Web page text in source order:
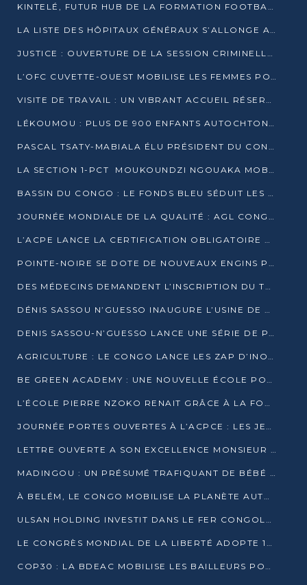
KINTELÉ, FUTUR HUB DE LA FORMATION FOOTBALLISTIQUE AFRICAINE ?
LA LISTE DES HÔPITAUX GÉNÉRAUX S’ALLONGE AU CONGO
JUSTICE : OUVERTURE DE LA SESSION CRIMINELLE À BRAZZAVILLE AVEC 52 DOSSIERS AU RÔLE
L’OFC CUVETTE-OUEST MOBILISE LES FEMMES POUR ACCUEILLIR LE PRÉSIDENT DE LA RÉPUBLIQUE
VISITE DE TRAVAIL : UN VIBRANT ACCUEIL RÉSERVÉ À DENIS SASSOU-N’GUESSO PAR L’ASSOCIATION « LES AMIS DE WOMO »
LÉKOUMOU : PLUS DE 900 ENFANTS AUTOCHTONES REÇOIVENT DES KITS SCOLAIRES GRÂCE À L’ESPACE OPOKO
PASCAL TSATY-MABIALA ÉLU PRÉSIDENT DU CONSEIL NATIONAL DE L’UPADS
LA SECTION 1-PCT MOUKOUNDZI NGOUAKA MOBILISE 100 000 FCFA POUR LE 6ᵉ CONGRÈS DU PARTI
BASSIN DU CONGO : LE FONDS BLEU SÉDUIT LES BAILLEURS À BELÉM
JOURNÉE MONDIALE DE LA QUALITÉ : AGL CONGO FORME ET SENSIBILISE LES JEUNES TALENTS
L’ACPE LANCE LA CERTIFICATION OBLIGATOIRE DES CONTRATS DE TRAVAIL DES TRANSPORTEURS
POINTE-NOIRE SE DOTE DE NOUVEAUX ENGINS POUR L’ASSAINISSEMENT ET L’ENTRETIEN ROUTIER
DES MÉDECINS DEMANDENT L’INSCRIPTION DU TRAITEMENT DU PIED-BOT DANS LES CURSUS UNIVERSITAIRES
DÉNIS SASSOU N’GUESSO INAUGURE L’USINE DE VALORISATION DU GAZ ASSOCIÉ
DENIS SASSOU-N’GUESSO LANCE UNE SÉRIE DE PROJETS DANS LE KOUILOU
AGRICULTURE : LE CONGO LANCE LES ZAP D’INONI ET YONO
BE GREEN ACADEMY : UNE NOUVELLE ÉCOLE POUR LES MÉTIERS DE L’ÉCOLOGIE À POINTE-NOIRE
L’ÉCOLE PIERRE NZOKO RENAIT GRÂCE À LA FONDATION MUCODEC
JOURNÉE PORTES OUVERTES À L’ACPCE : LES JEUNES EN IMMERSION DANS L’ENTREPRISE
LETTRE OUVERTE A SON EXCELLENCE MONSIEUR DENIS SASSOU NGUESSO, PRESIDENT DE LAREPUBLIQUE DU CONGO
MADINGOU : UN PRÉSUMÉ TRAFIQUANT DE BÉBÉ CHIMPANZÉ FIXÉ SUR SON SORT LE 20 NOVEMBRE
À BELÉM, LE CONGO MOBILISE LA PLANÈTE AUTOUR DU FONDS BLEU POUR LE BASSIN DU CONGO
ULSAN HOLDING INVESTIT DANS LE FER CONGOLAIS
LE CONGRÈS MONDIAL DE LA LIBERTÉ ADOPTE 14 RÉSOLUTIONS HISTORIQUES
COP30 : LA BDEAC MOBILISE LES BAILLEURS POUR LE FONDS BLEU DU BASSIN DU CONGO